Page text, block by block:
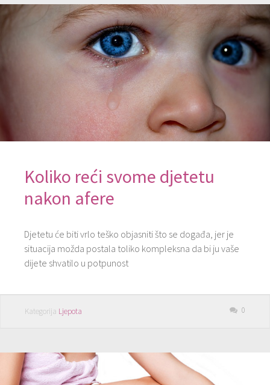
Koliko reći svome djetetu
nakon afere
Djetetu će biti vrlo teško objasniti što se događa, jer je
situacija možda postala toliko kompleksna da bi ju vaše
dijete shvatilo u potpunost
Kategorija Ljepota 0